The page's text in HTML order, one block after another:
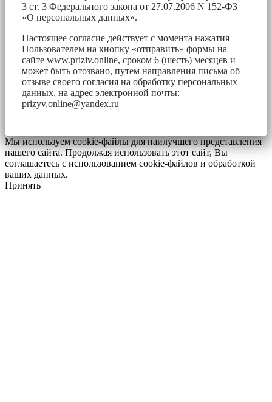
3 ст. 3 Федерального закона от 27.07.2006 N 152-ФЗ
«О персональных данных».
Настоящее согласие действует с момента нажатия
Пользователем на кнопку «отправить» формы на
сайте www.priziv.online, сроком 6 (шесть) месяцев и
может быть отозвано, путем направления письма об
отзыве своего согласия на обработку персональных
данных, на адрес электронной почты:
prizyv.online@yandex.ru
Мы используем cookie-файлы для наилучшего представления
нашего сайта. Продолжая использовать этот сайт, Вы
соглашаетесь с использованием cookie-файлов и обработкой
ваших данных.
Принять